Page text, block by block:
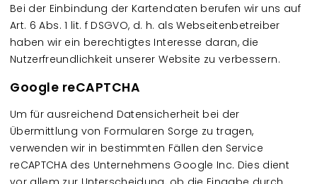
Bei der Einbindung der Kartendaten berufen wir uns auf
Art. 6 Abs. 1 lit. f DSGVO, d. h. als Webseitenbetreiber
haben wir ein berechtigtes Interesse daran, die
Nutzerfreundlichkeit unserer Website zu verbessern.
Google reCAPTCHA
Um für ausreichend Datensicherheit bei der
Übermittlung von Formularen Sorge zu tragen,
verwenden wir in bestimmten Fällen den Service
reCAPTCHA des Unternehmens Google Inc. Dies dient